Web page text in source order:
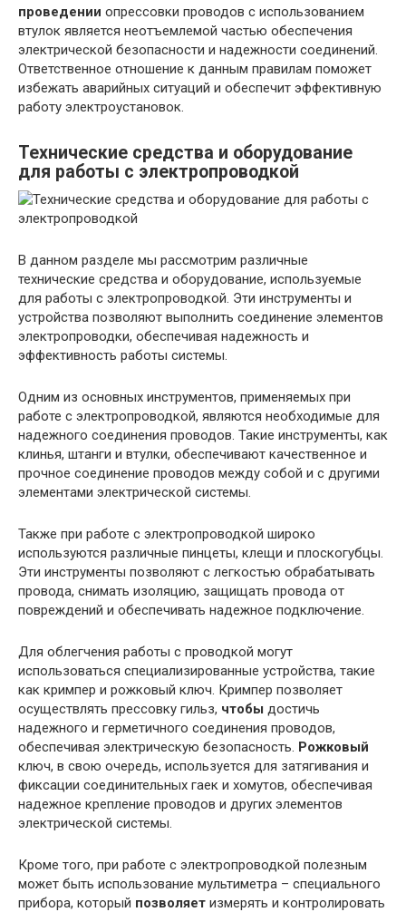
проведении опрессовки проводов с использованием
втулок является неотъемлемой частью обеспечения
электрической безопасности и надежности соединений.
Ответственное отношение к данным правилам поможет
избежать аварийных ситуаций и обеспечит эффективную
работу электроустановок.
Технические средства и оборудование
для работы с электропроводкой
В данном разделе мы рассмотрим различные
технические средства и оборудование, используемые
для работы с электропроводкой. Эти инструменты и
устройства позволяют выполнить соединение элементов
электропроводки, обеспечивая надежность и
эффективность работы системы.
Одним из основных инструментов, применяемых при
работе с электропроводкой, являются необходимые для
надежного соединения проводов. Такие инструменты, как
клинья, штанги и втулки, обеспечивают качественное и
прочное соединение проводов между собой и с другими
элементами электрической системы.
Также при работе с электропроводкой широко
используются различные пинцеты, клещи и плоскогубцы.
Эти инструменты позволяют с легкостью обрабатывать
провода, снимать изоляцию, защищать провода от
повреждений и обеспечивать надежное подключение.
Для облегчения работы с проводкой могут
использоваться специализированные устройства, такие
как кримпер и рожковый ключ. Кримпер позволяет
осуществлять прессовку гильз, чтобы достичь
надежного и герметичного соединения проводов,
обеспечивая электрическую безопасность. Рожковый
ключ, в свою очередь, используется для затягивания и
фиксации соединительных гаек и хомутов, обеспечивая
надежное крепление проводов и других элементов
электрической системы.
Кроме того, при работе с электропроводкой полезным
может быть использование мультиметра – специального
прибора, который позволяет измерять и контролировать